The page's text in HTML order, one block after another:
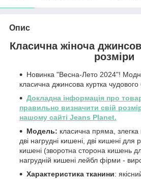
Опис
Класична жіноча
розміри
Новинка "Весна-Лето 2024"!
класична джинсова куртка чудового
Докладна інформація про
правильно визначити свій
нашому сайті Jeans Planet.
Модель: класична пряма,
дві нагрудні кишені, дві кишені для
кишені (зворотна сторона кишень
нагрудній кишені лейбл фірми -
Характеристика тканини: